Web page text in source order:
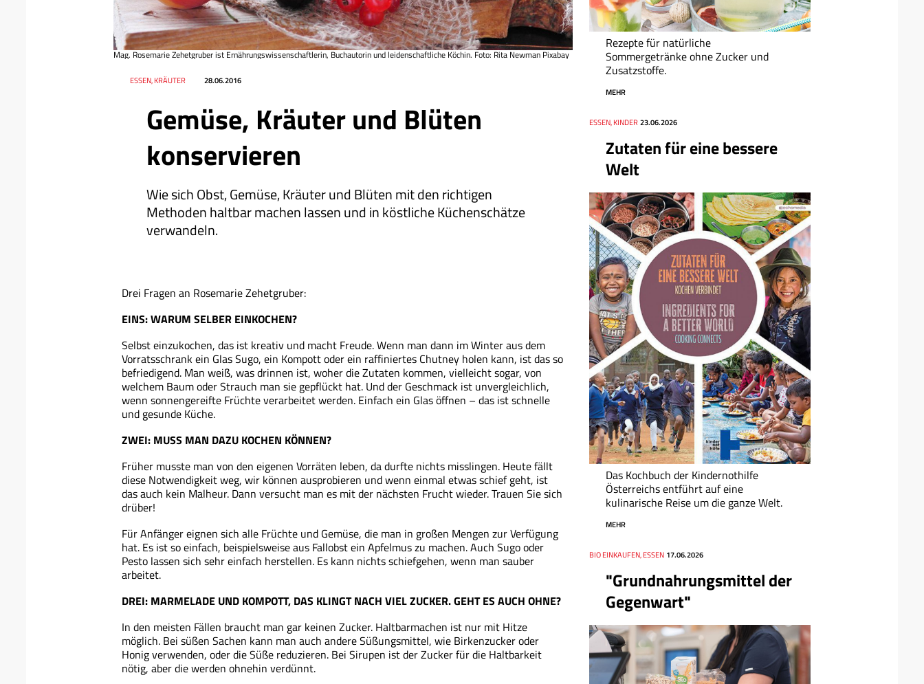
Gemüse, Kräuter und Blüten
konservieren
Wie sich Obst, Gemüse, Kräuter und Blüten mit den richtigen
Methoden haltbar machen lassen und in köstliche Küchenschätze
verwandeln.
Datum 28.06.2016
RessortESSEN, KRÄUTER
Mag. Rosemarie Zehetgruber ist Ernährungswissenschaftlerin, Buchautorin und leidenschaftliche Köchin. Foto: Rita Newman Pixabay
Drei Fragen an Rosemarie Zehetgruber:
EINS: WARUM SELBER EINKOCHEN?
Selbst einzukochen, das ist kreativ und macht Freude. Wenn man dann im Winter aus dem
Vorratsschrank ein Glas Sugo, ein Kompott oder ein raffiniertes Chutney holen kann, ist das so
befriedigend. Man weiß, was drinnen ist, woher die Zutaten kommen, vielleicht sogar, von
welchem Baum oder Strauch man sie gepflückt hat. Und der Geschmack ist unvergleichlich,
wenn sonnengereifte Früchte verarbeitet werden. Einfach ein Glas öffnen – das ist schnelle
und gesunde Küche.
ZWEI: MUSS MAN DAZU KOCHEN KÖNNEN?
Früher musste man von den eigenen Vorräten leben, da durfte nichts misslingen. Heute fällt
diese Notwendigkeit weg, wir können ausprobieren und wenn einmal etwas schief geht, ist
das auch kein Malheur. Dann versucht man es mit der nächsten Frucht wieder. Trauen Sie sich
drüber!
Für Anfänger eignen sich alle Früchte und Gemüse, die man in großen Mengen zur Verfügung
hat. Es ist so einfach, beispielsweise aus Fallobst ein Apfelmus zu machen. Auch Sugo oder
Pesto lassen sich sehr einfach herstellen. Es kann nichts schiefgehen, wenn man sauber
arbeitet.
DREI: MARMELADE UND KOMPOTT, DAS KLINGT NACH VIEL ZUCKER. GEHT ES AUCH OHNE?
In den meisten Fällen braucht man gar keinen Zucker. Haltbarmachen ist nur mit Hitze
möglich. Bei süßen Sachen kann man auch andere Süßungsmittel, wie Birkenzucker oder
Honig verwenden, oder die Süße reduzieren. Bei Sirupen ist der Zucker für die Haltbarkeit
nötig, aber die werden ohnehin verdünnt.
Rezepte für natürliche
Sommergetränke ohne Zucker und
Zusatzstoffe.
MEHR
Zutaten für eine bessere
Welt
Thema
ESSEN, KINDER
Datum 23.06.2026
Das Kochbuch der Kindernothilfe
Österreichs entführt auf eine
kulinarische Reise um die ganze Welt.
MEHR
"Grundnahrungsmittel der
Gegenwart"
Thema
BIO EINKAUFEN, ESSEN
Datum 17.06.2026